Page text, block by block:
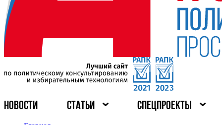
НОВОСТИ СТАТЬИ СПЕЦПРОЕКТЫ